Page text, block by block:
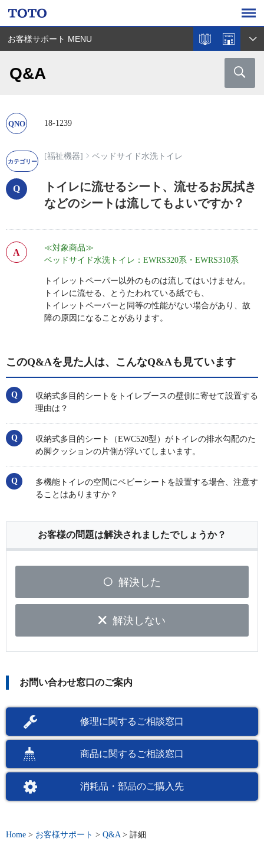
お客様サポート MENU
Q&A
18-1239
[福祉機器] ベッドサイド水洗トイレ
トイレに流せるシート、流せるお尻拭き
などのシートは流してもよいですか？
≪対象商品≫
ベッドサイド水洗トイレ：EWRS320系・EWRS310系
トイレットペーパー以外のものは流してはいけません。
トイレに流せる、とうたわれている紙でも、
トイレットペーパーと同等の性能がない場合があり、故
障の原因になることがあります。
このQ&Aを見た人は、こんなQ&Aも見ています
収納式多目的シートをトイレブースの壁側に寄せて設置する
理由は？
収納式多目的シート（EWC520型）がトイレの排水勾配のた
め脚クッションの片側が浮いてしまいます。
多機能トイレの空間にベビーシートを設置する場合、注意す
ることはありますか？
お客様の問題は解決されましたでしょうか？
解決した
解決しない
お問い合わせ窓口のご案内
修理に関するご相談窓口
商品に関するご相談窓口
消耗品・部品のご購入先
Home > お客様サポート > Q&A > 詳細